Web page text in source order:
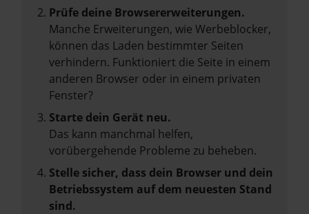
Prüfe deine Browsererweiterungen.
Manche Erweiterungen, wie Werbeblocker,
können das Laden bestimmter Seiten
verhindern. Funktioniert die Seite in einem
anderen Browser oder in einem privaten
Fenster?
Starte dein Gerät neu.
Das kann manchmal helfen,
vorübergehende Probleme zu beheben.
Stelle sicher, dass dein Browser und dein
Betriebssystem auf dem neuesten Stand
sind.